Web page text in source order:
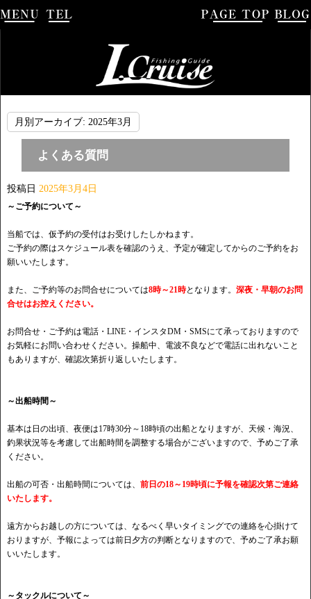
月別アーカイブ: 2025年3月
よくある質問
投稿日 2025年3月4日
～ご予約について～
当船では、仮予約の受付はお受けしたしかねます。
ご予約の際はスケジュール表を確認のうえ、予定が確定してからのご予約をお
願いいたします。
また、ご予約等のお問合せについては8時～21時となります。 深夜・早朝のお問
合せはお控えください。
お問合せ・ご予約は電話・LINE・インスタDM・SMSにて承っておりますので
お気軽にお問い合わせください。操船中、電波不良などで電話に出れないこと
もありますが、確認次第折り返しいたします。
～出船時間～
基本は日の出頃、夜便は17時30分～18時頃の出船となりますが、天候・海況、
釣果状況等を考慮して出船時間を調整する場合がございますので、予めご了承
ください。
出船の可否・出船時間については、 前日の18～19時頃に予報を確認次第ご連絡
いたします。
遠方からお越しの方については、なるべく早いタイミングでの連絡を心掛けて
おりますが、予報によっては前日夕方の判断となりますので、予めご了承お願
いいたします。
～タックルについて～